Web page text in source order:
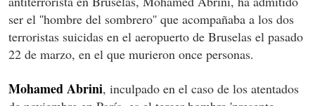
ser el ''hombre del sombrero'' que acompañaba a los dos
terroristas suicidas en el aeropuerto de Bruselas el pasado
22 de marzo, en el que murieron once personas.
Mohamed Abrini, inculpado en el caso de los atentados